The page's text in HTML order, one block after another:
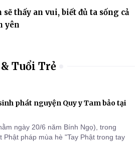
sẽ thấy an vui, biết đủ ta sống cả
yên
Tuổi Trẻ
phát nguyện Quy y Tam bảo tại
ngày 20/6 năm Bính Ngọ), trong
Phật pháp mùa hè "Tay Phật trong tay